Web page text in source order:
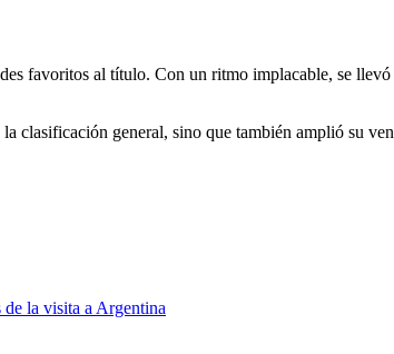
favoritos al título. Con un ritmo implacable, se
clasificación general, sino que también amplió su
la visita a Argentina